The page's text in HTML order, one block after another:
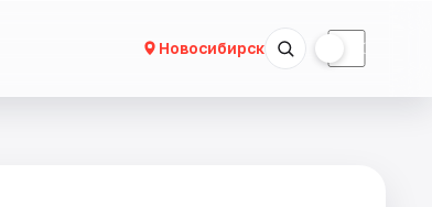
Новосибирск ☾